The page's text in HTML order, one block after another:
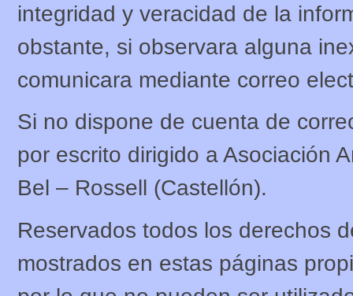
integridad y veracidad de la
obstante, si observara alguna
comunicara mediante correo
Si no dispone de cuenta de
por escrito dirigido a Asociación
Bel – Rossell (Castellón).
Reservados todos los derechos
mostrados en estas páginas